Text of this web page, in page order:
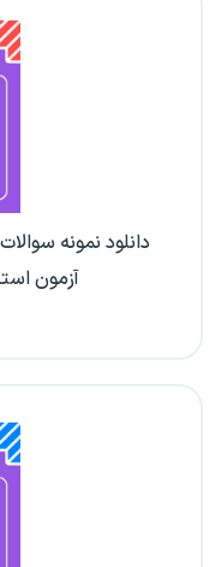
دانلود نمونه
آزمون